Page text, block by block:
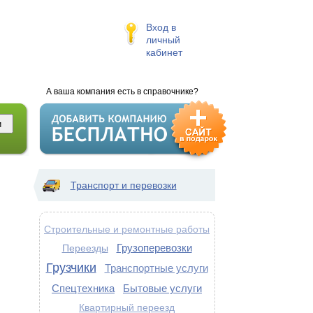
Вход в
личный
кабинет
А ваша компания есть в справочнике?
Транспорт и перевозки
Строительные и ремонтные работы
Переезды Грузоперевозки
Грузчики
Транспортные услуги
Спецтехника
Бытовые услуги
Квартирный переезд